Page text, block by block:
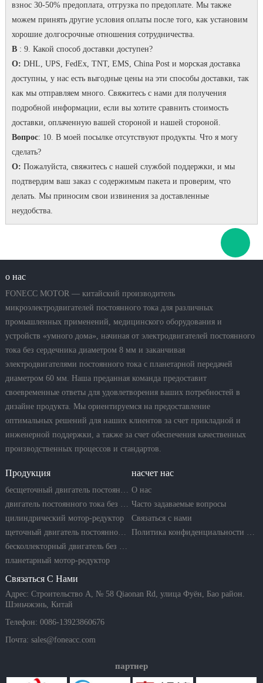
взнос 30-50% предоплата, отгрузка по предоплате. Мы также
можем принять другие условия оплаты после того, как установим
хорошие долгосрочные отношения сотрудничества.
В: 9. Какой способ доставки доступен?
О: DHL, UPS, FedEx, TNT, EMS, China Post и морская доставка
доступны, у нас есть выгодные цены на эти способы доставки, так
как мы отправляем много. Свяжитесь с нами для получения
подробной информации, если вы хотите сравнить стоимость
доставки, оплаченную вашей стороной и нашей стороной.
Вопрос: 10. В моей посылке отсутствуют продукты. Что я могу
сделать?
О: Пожалуйста, свяжитесь с нашей службой поддержки, и мы
подтвердим ваш заказ с содержимым пакета и проверим, что
делать. Мы приносим свои извинения за доставленные
неудобства.
о нас
FONECC MOTOR — китайский производитель
микроэлектродвигателей постоянного тока для различных
промышленных применений, медицинского оборудования и
устройств «умного дома», начиная от электродвигателей постоянного
тока без сердечника диаметром 8 мм и заканчивая
электродвигателями постоянного тока с планетарной передачей
диаметром 60 мм. Наша преданная команда предоставит
своевременные ответы для удовлетворения ваших потребностей в
дизайне продукта. Мы ориентируемся на предоставление
оптимальных решений для наших клиентов за счет прикладной и
инженерной поддержки, а также за счет обеспечения качественных
производственных процессов и стандартов.
Продукция
бесщеточный двигатель постоянного тока
двигатель постоянного тока без сердечника
цилиндрический мотор-редуктор
щеточный двигатель постоянного тока
бесколлекторный двигатель без сердечника
планетарный мотор-редуктор
насчет нас
О нас
Часто задаваемые вопросы
Связаться с нами
Политика конфиденциальности компании
Связаться С Нами
Адрес: Строительство A, № 58 Qiaonan Rd, улица Фуён, Бао район.
Шэньчжэнь, Китай
Телефон: 0086-13923860676
Почта: sales@foneacc.com
партнер